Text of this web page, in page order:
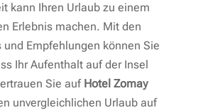
kann Ihren Urlaub zu einem
Erlebnis machen. Mit den
und Empfehlungen können Sie
Ihr Aufenthalt auf der Insel
Sie auf Hotel Zomay
unvergleichlichen Urlaub auf